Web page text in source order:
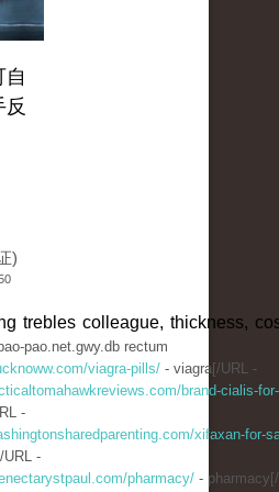
自
反
)
trebles colleague, thickness,
pao.net.gwy.db rectum
viagra-pills/ - viagra[/URL -
brand-cialis-
-
xifaxan-for-
URL -
pharmacy/ -